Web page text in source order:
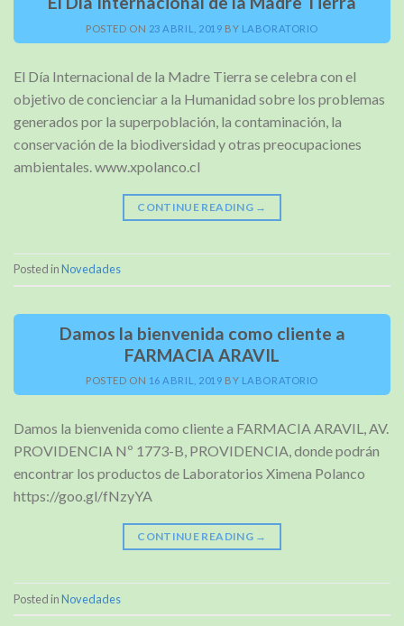
POSTED ON 23 ABRIL, 2019 BY LABORATORIO
El Día Internacional de la Madre Tierra se celebra con el
objetivo de concienciar a la Humanidad sobre los problemas
generados por la superpoblación, la contaminación, la
conservación de la biodiversidad y otras preocupaciones
ambientales. www.xpolanco.cl
CONTINUE READING →
Posted inNovedades
Damos la bienvenida como cliente a
FARMACIA ARAVIL
POSTED ON 16 ABRIL, 2019 BY LABORATORIO
Damos la bienvenida como cliente a FARMACIA ARAVIL, AV.
PROVIDENCIA Nº 1773-B, PROVIDENCIA, donde podrán
encontrar los productos de Laboratorios Ximena Polanco
https://goo.gl/fNzyYA
CONTINUE READING →
Posted inNovedades